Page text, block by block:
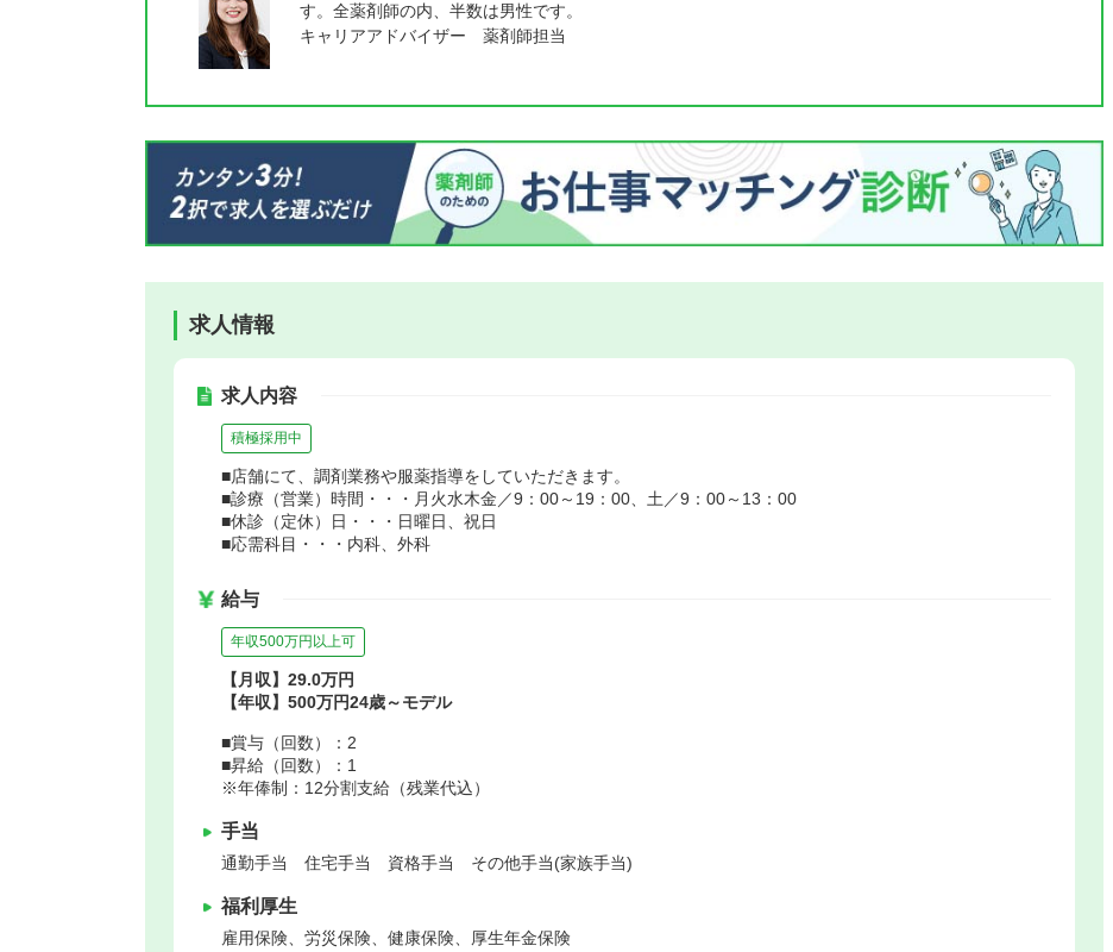
す。全薬剤師の内、半数は男性です。
キャリアアドバイザー 薬剤師担当
求人情報
求人内容
積極採用中
■店舗にて、調剤業務や服薬指導をしていただきます。
■診療（営業）時間・・・月火水木金／9：00～19：00、土／9：00～13：00
■休診（定休）日・・・日曜日、祝日
■応需科目・・・内科、外科
給与
年収500万円以上可
【月収】29.0万円
【年収】500万円24歳～モデル
■賞与（回数）：2
■昇給（回数）：1
※年俸制：12分割支給（残業代込）
手当
通勤手当 住宅手当 資格手当 その他手当(家族手当)
福利厚生
雇用保険、労災保険、健康保険、厚生年金保険